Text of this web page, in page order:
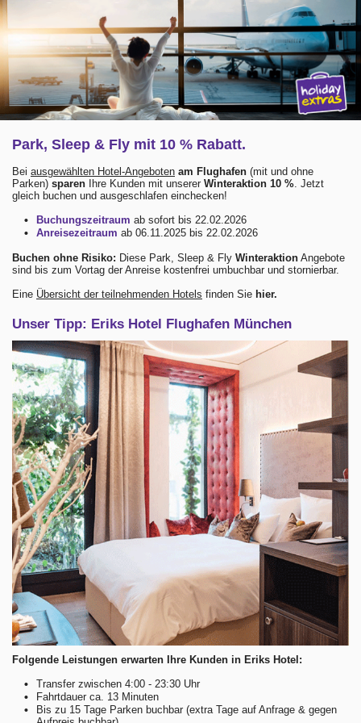
Park, Sleep & Fly mit 10 % Rabatt.
Bei ausgewählten Hotel-Angeboten am Flughafen (mit und ohne
Parken) sparen Ihre Kunden mit unserer Winteraktion 10 %. Jetzt
gleich buchen und ausgeschlafen einchecken!
• Buchungszeitraum ab sofort bis 22.02.2026
• Anreisezeitraum ab 06.11.2025 bis 22.02.2026
Buchen ohne Risiko: Diese Park, Sleep & Fly Winteraktion Angebote
sind bis zum Vortag der Anreise kostenfrei umbuchbar und stornierbar.
Eine Übersicht der teilnehmenden Hotels finden Sie hier.
Unser Tipp: Eriks Hotel Flughafen München
Folgende Leistungen erwarten Ihre Kunden in Eriks Hotel:
• Transfer zwischen 4:00 - 23:30 Uhr
• Fahrtdauer ca. 13 Minuten
•
Bis zu 15 Tage Parken buchbar (extra Tage auf Anfrage & gegen